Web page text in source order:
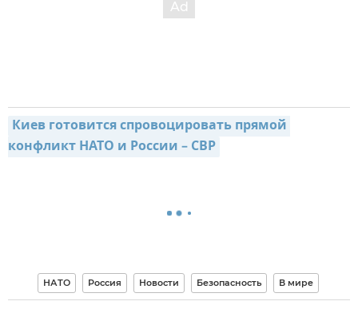
Киев готовится спровоцировать прямой
конфликт НАТО и России – СВР
НАТО Россия Новости Безопасность В мире